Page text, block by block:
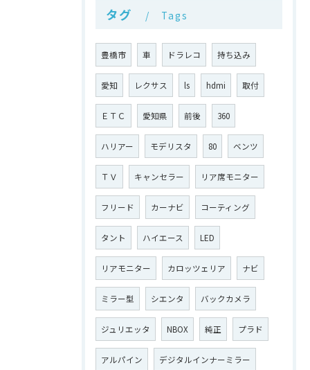
タグ Tags
豊橋市 車 ドラレコ 持ち込み
愛知 レクサス ls hdmi 取付
ＥＴＣ 愛知県 前後 360
ハリアー モデリスタ 80 ベンツ
ＴＶ キャンセラー リア席モニター
フリード カーナビ コーティング
タント ハイエース LED
リアモニター カロッツェリア ナビ
ミラー型 シエンタ バックカメラ
ジュリエッタ NBOX 純正 プラド
アルパイン デジタルインナーミラー